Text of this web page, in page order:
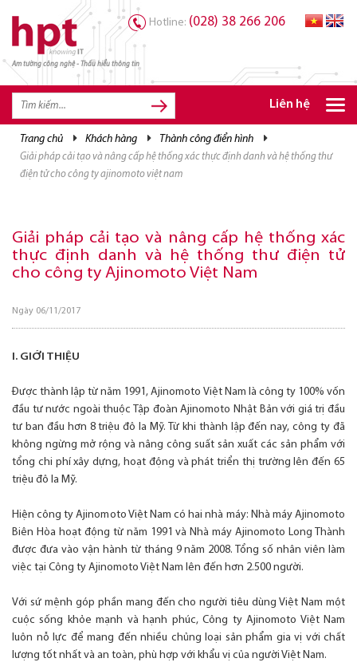
Am tường công nghệ - Thấu hiểu thông tin
Hotline: (028) 38 266 206
Liên hệ
trang chủ khách hàng thành công điển hình
giải pháp cải tạo và nâng cấp hệ thống xác thực định danh và hệ thống thư
điện tử cho công ty ajinomoto việt nam
Giải pháp cải tạo và nâng cấp hệ thống xác
thực định danh và hệ thống thư điện tử
cho công ty Ajinomoto Việt Nam
Ngày 06/11/2017
I. GIỚI THIỆU
Được thành lập từ năm 1991, Ajinomoto Việt Nam là công ty 100% vốn
đầu tư nước ngoài thuộc Tập đoàn Ajinomoto Nhật Bản với giá trị đầu
tư ban đầu hơn 8 triệu đô la Mỹ. Từ khi thành lập đến nay, công ty đã
không ngừng mở rộng và nâng công suất sản xuất các sản phẩm với
tổng chi phí xây dựng, hoạt động và phát triển thị trường lên đến 65
triệu đô la Mỹ.
Hiện công ty Ajinomoto Việt Nam có hai nhà máy: Nhà máy Ajinomoto
Biên Hòa hoạt động từ năm 1991 và Nhà máy Ajinomoto Long Thành
được đưa vào vận hành từ tháng 9 năm 2008. Tổng số nhân viên làm
việc tại Công ty Ajinomoto Việt Nam lên đến hơn 2.500 người.
Với sứ mệnh góp phần mang đến cho người tiêu dùng Việt Nam một
cuộc sống khỏe mạnh và hạnh phúc, Công ty Ajinomoto Việt Nam
luôn nỗ lực để mang đến nhiều chủng loại sản phẩm gia vị với chất
lượng tốt nhất và an toàn, phù hợp với khẩu vị của người Việt Nam.
TRANG CHỦ
TRANG CHỦ
GIẢI PHÁP
CƠ HỘI NGHỀ NGHIỆP